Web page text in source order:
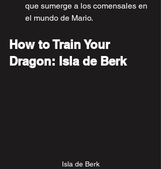
que sumerge a los comensales en
el mundo de Mario.
How to Train Your
Dragon: Isla de Berk
Isla de Berk